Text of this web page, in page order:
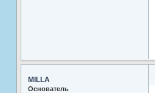
MILLA
Основатель